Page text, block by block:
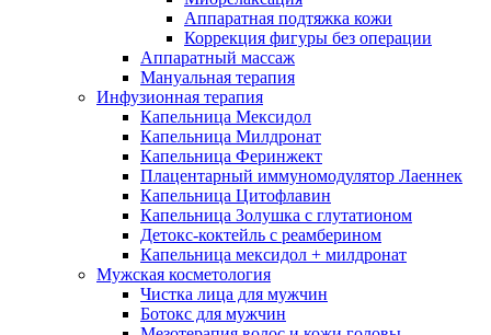
Аппаратная подтяжка кожи
Коррекция фигуры без операции
Аппаратный массаж
Мануальная терапия
Инфузионная терапия
Капельница Мексидол
Капельница Милдронат
Капельница Феринжект
Плацентарный иммуномодулятор Лаеннек
Капельница Цитофлавин
Капельница Золушка с глутатионом
Детокс-коктейль с реамберином
Капельница мексидол + милдронат
Мужская косметология
Чистка лица для мужчин
Ботокс для мужчин